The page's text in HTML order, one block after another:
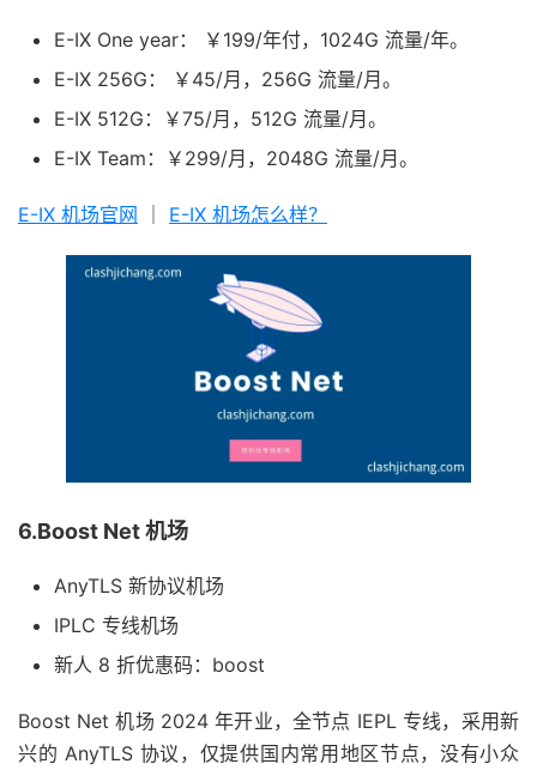
E-IX One year： ￥199/年付，1024G 流量/年。
E-IX 256G： ￥45/月，256G 流量/月。
E-IX 512G：￥75/月，512G 流量/月。
E-IX Team：￥299/月，2048G 流量/月。
E-IX 机场官网 E-IX 机场怎么样？
6.Boost Net 机场
AnyTLS 新协议机场
IPLC 专线机场
新人 8 折优惠码：boost
Boost Net 机场 2024 年开业，全节点 IEPL 专线，采用新
兴的 AnyTLS 协议，仅提供国内常用地区节点，没有小众